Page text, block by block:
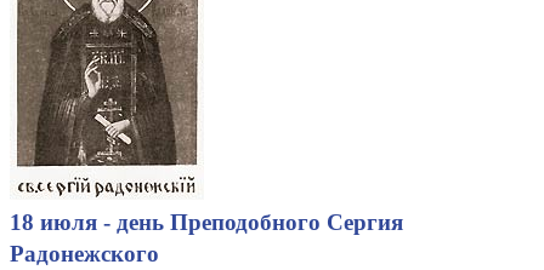
18 июля - день Преподобного Сергия
Радонежского